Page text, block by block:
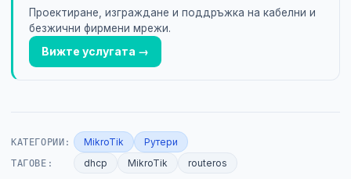
Проектиране, изграждане и поддръжка на кабелни и
безжични фирмени мрежи.
Вижте услугата →
КАТЕГОРИИ: MikroTik Рутери
ТАГОВЕ: dhcp MikroTik routeros